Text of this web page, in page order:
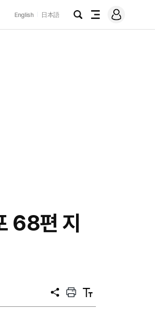
English 日本語
검
전
메
그
68편 지
공
프
트
텍
트